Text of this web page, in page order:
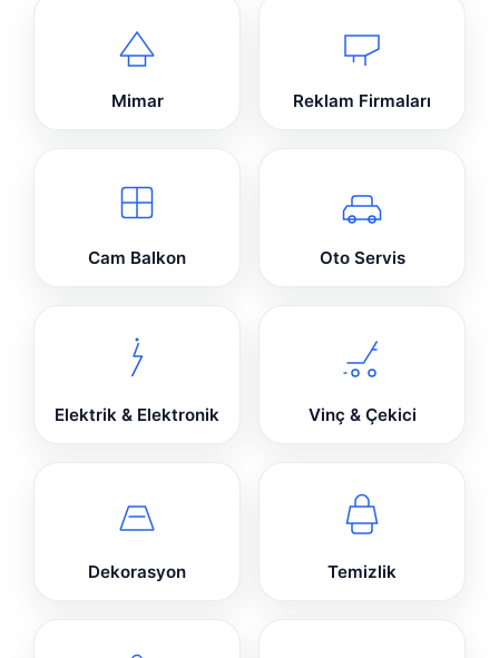
Mimar Reklam Firmaları
Cam Balkon Oto Servis
Elektrik & Elektronik Vinç & Çekici
Dekorasyon Temizlik